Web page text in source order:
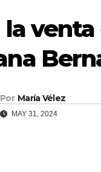
la
Por María Vélez
MAY 31, 2024